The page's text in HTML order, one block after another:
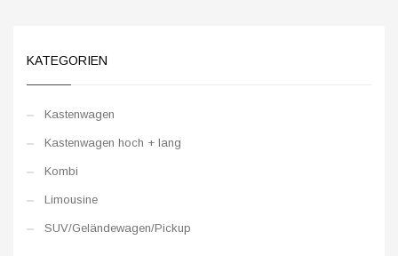
KATEGORIEN
Kastenwagen
Kastenwagen hoch + lang
Kombi
Limousine
SUV/Geländewagen/Pickup